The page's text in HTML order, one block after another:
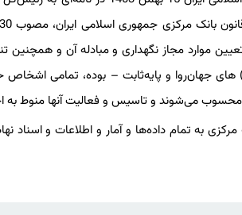
تعیین موارد مجاز نگهداری و مبادله آن و همچنین
های جهان‌روا و پایه‌ثابت – بوده، تمامی
می‌شوند و تاسیس و فعالیت آنها منوط به
به تمام داده‌ها و آمار و اطلاعات و